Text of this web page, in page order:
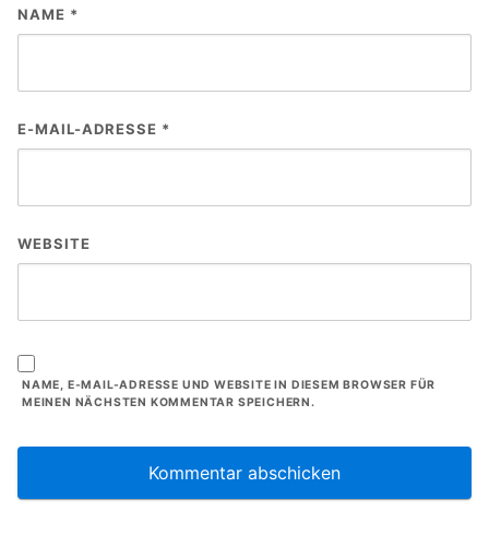
NAME *
E-MAIL-ADRESSE *
WEBSITE
NAME, E-MAIL-ADRESSE UND WEBSITE IN DIESEM BROWSER FÜR
MEINEN NÄCHSTEN KOMMENTAR SPEICHERN.